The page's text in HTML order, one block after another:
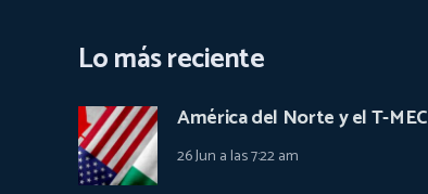
Lo más reciente
América del Norte y el T-MEC
26 Jun a las 7:22 am